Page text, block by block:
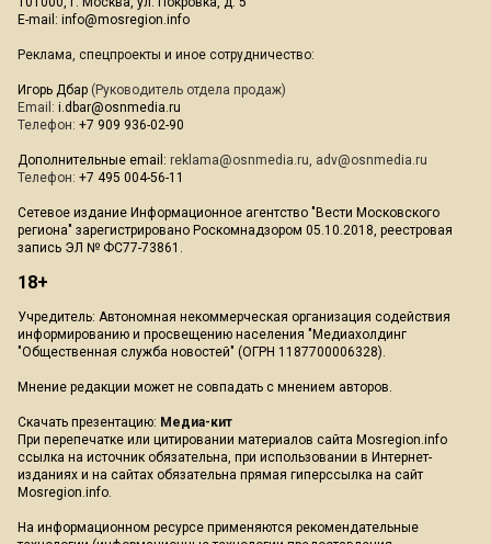
E-mail: info@mosregion.info
Реклама, спецпроекты и иное сотрудничество:
Игорь Дбар (Руководитель отдела продаж)
Email: i.dbar@osnmedia.ru
Телефон: +7 909 936-02-90
Дополнительные email: reklama@osnmedia.ru, adv@osnmedia.ru
Телефон: +7 495 004-56-11
Сетевое издание Информационное агентство "Вести Московского
региона" зарегистрировано Роскомнадзором 05.10.2018, реестровая
запись ЭЛ № ФС77-73861.
18+
Учредитель: Автономная некоммерческая организация содействия
информированию и просвещению населения "Медиахолдинг
"Общественная служба новостей" (ОГРН 1187700006328).
Мнение редакции может не совпадать с мнением авторов.
Скачать презентацию: Медиа-кит
При перепечатке или цитировании материалов сайта Mosregion.info
ссылка на источник обязательна, при использовании в Интернет-
изданиях и на сайтах обязательна прямая гиперссылка на сайт
Mosregion.info.
На информационном ресурсе применяются рекомендательные